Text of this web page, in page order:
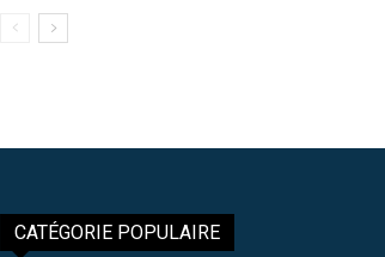
CATÉGORIE POPULAIRE